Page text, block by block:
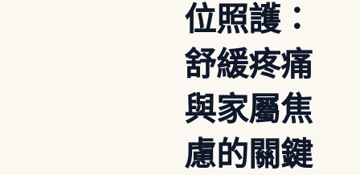
位照護：
舒緩疼痛
與家屬焦
慮的關鍵